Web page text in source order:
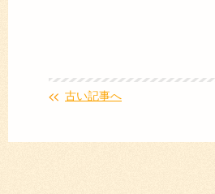
古い記事へ